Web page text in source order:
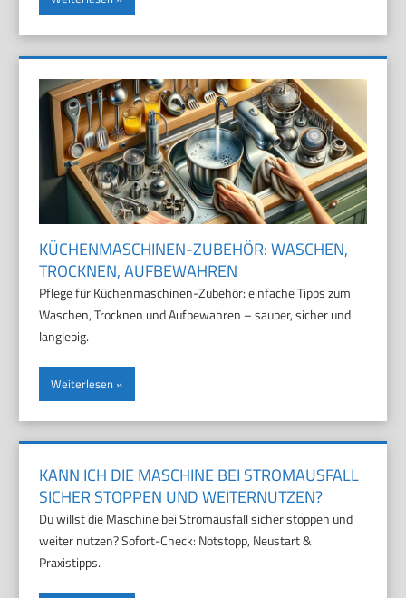
KÜCHENMASCHINEN-ZUBEHÖR: WASCHEN,
TROCKNEN, AUFBEWAHREN
Pflege für Küchenmaschinen-Zubehör: einfache Tipps zum
Waschen, Trocknen und Aufbewahren – sauber, sicher und
langlebig.
Weiterlesen
KANN ICH DIE MASCHINE BEI STROMAUSFALL
SICHER STOPPEN UND WEITERNUTZEN?
Du willst die Maschine bei Stromausfall sicher stoppen und
weiter nutzen? Sofort-Check: Notstopp, Neustart &
Praxistipps.